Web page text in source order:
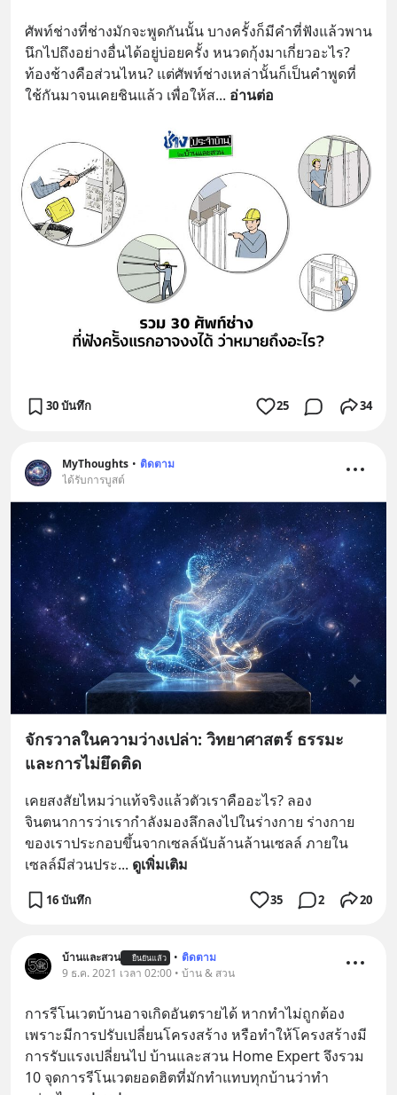
ศัพท์ช่างที่ช่างมักจะพูดกันนั้น บางครั้งก็มีคำที่ฟังแล้วพาน
นึกไปถึงอย่างอื่นได้อยู่บ่อยครั้ง หนวดกุ้งมาเกี่ยวอะไร?
ท้องช้างคือส่วนไหน? แต่ศัพท์ช่างเหล่านั้นก็เป็นคำพูดที่
ใช้กันมาจนเคยชินแล้ว เพื่อให้ส... อ่านต่อ
30 บันทึก 25 34
MyThoughts • ติดตาม
ได้รับการบูสต์
จักรวาลในความว่างเปล่า: วิทยาศาสตร์ ธรรมะ
และการไม่ยึดติด
เคยสงสัยไหมว่าแท้จริงแล้วตัวเราคืออะไร? ลอง
จินตนาการว่าเรากำลังมองลึกลงไปในร่างกาย ร่างกาย
ของเราประกอบขึ้นจากเซลล์นับล้านล้านเซลล์ ภายใน
เซลล์มีส่วนประ... ดูเพิ่มเติม
16 บันทึก 35 2 20
บ้านและสวน ยืนยันแล้ว • ติดตาม
9 ธ.ค. 2021 เวลา 02:00 • บ้าน & สวน
การรีโนเวตบ้านอาจเกิดอันตรายได้ หากทำไม่ถูกต้อง
เพราะมีการปรับเปลี่ยนโครงสร้าง หรือทำให้โครงสร้างมี
การรับแรงเปลี่ยนไป บ้านและสวน Home Expert จึงรวม
10 จุดการรีโนเวตยอดฮิตที่มักทำแทบทุกบ้านว่าทำ